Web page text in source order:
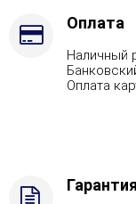
Комплектация
Оплата
Наличный
Оплата
Гарантия